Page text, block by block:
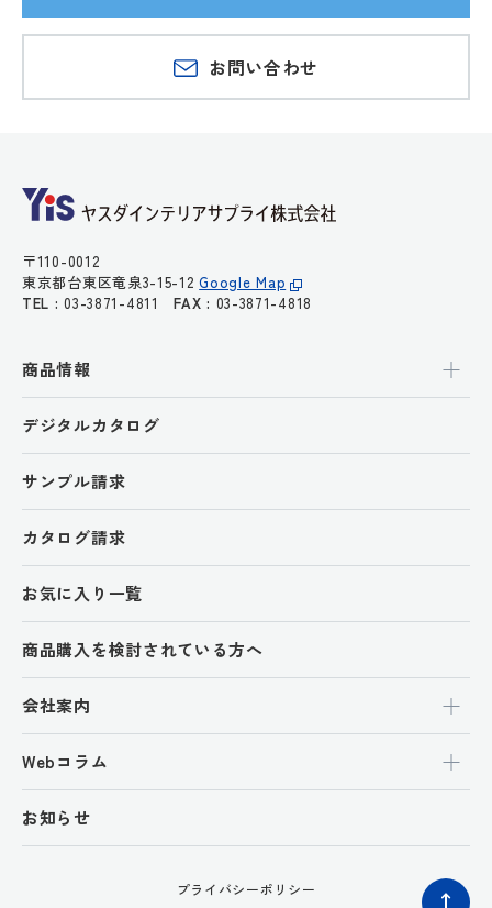
お問い合わせ
〒110-0012
東京都台東区竜泉3-15-12Google Map
TEL : 03-3871-4811FAX : 03-3871-4818
商品情報
デジタルカタログ
サンプル請求
カタログ請求
お気に入り一覧
商品購入を検討されている方へ
会社案内
Webコラム
お知らせ
プライバシーポリシー